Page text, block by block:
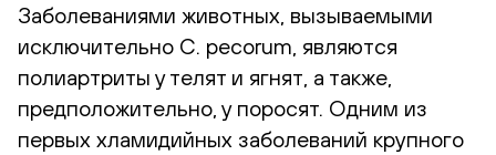
Заболеваниями животных, вызываемыми
исключительно C. pecorum, являются
полиартриты у телят и ягнят, а также,
предположительно, у поросят. Одним из
первых хламидийных заболеваний крупного